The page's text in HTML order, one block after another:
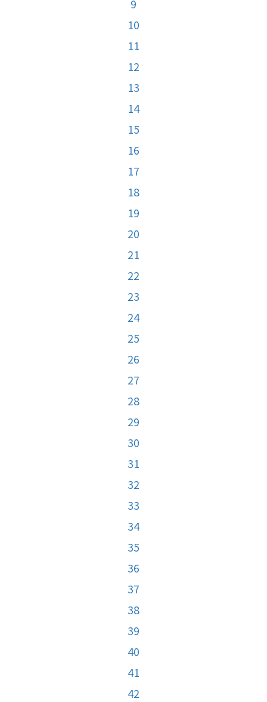
9
10
11
12
13
14
15
16
17
18
19
20
21
22
23
24
25
26
27
28
29
30
31
32
33
34
35
36
37
38
39
40
41
42